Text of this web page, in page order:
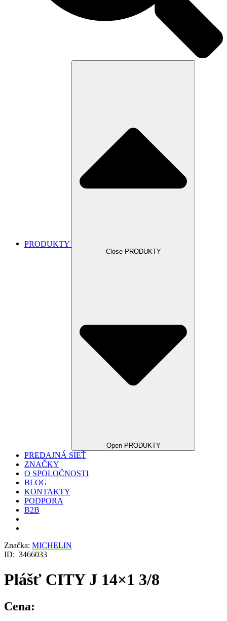
PRODUKTY
Close PRODUKTY
Open PRODUKTY
PREDAJNÁ SIEŤ
ZNAČKY
O SPOLOČNOSTI
BLOG
KONTAKTY
PODPORA
B2B
Značka: MICHELIN
ID: 3466033
Plášť CITY J 14×1 3/8
Cena: